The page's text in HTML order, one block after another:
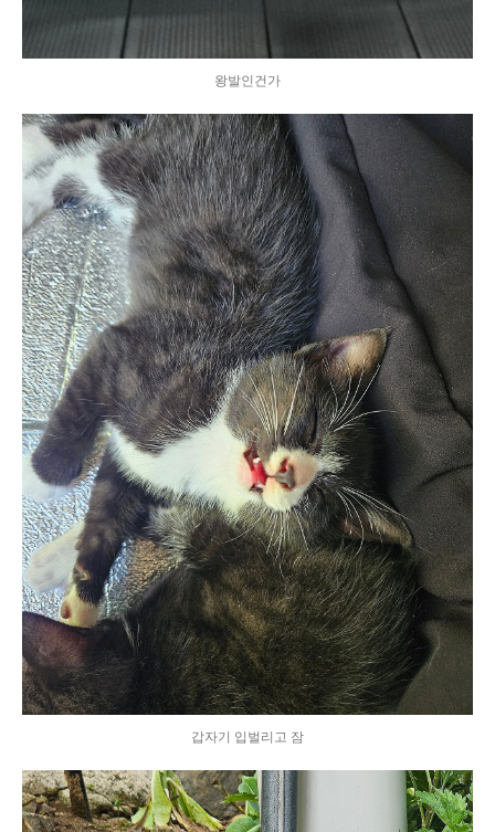
왕발인건가
갑자기 입벌리고 잠